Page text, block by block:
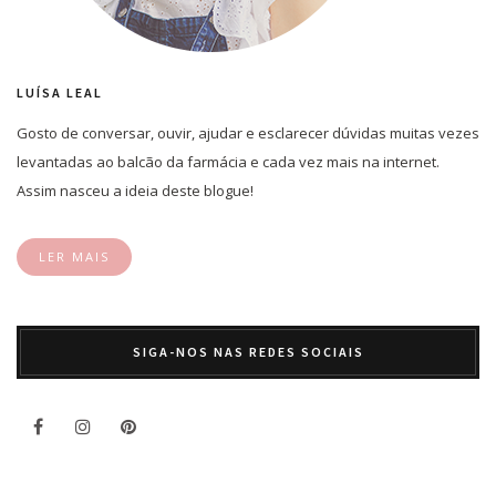
LUÍSA LEAL
Gosto de conversar, ouvir, ajudar e esclarecer dúvidas muitas vezes
levantadas ao balcão da farmácia e cada vez mais na internet.
Assim nasceu a ideia deste blogue!
LER MAIS
SIGA-NOS NAS REDES SOCIAIS